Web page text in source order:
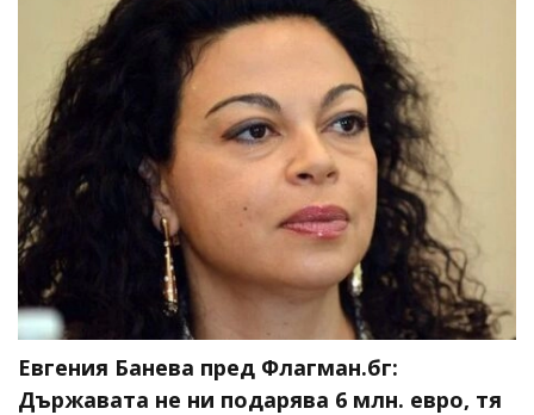
Евгения Банева пред Флагман.бг:
Държавата не ни подарява 6 млн. евро, тя